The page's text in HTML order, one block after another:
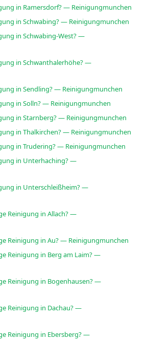
in Ramersdorf? — Reinigungmunchen
in Schwabing? — Reinigungmunchen
in Schwabing-West? —
in Schwanthalerhöhe? —
in Sendling? — Reinigungmunchen
in Solln? — Reinigungmunchen
in Starnberg? — Reinigungmunchen
in Thalkirchen? — Reinigungmunchen
in Trudering? — Reinigungmunchen
in Unterhaching? —
in Unterschleißheim? —
Reinigung in Allach? —
Reinigung in Au? — Reinigungmunchen
Reinigung in Berg am Laim? —
Reinigung in Bogenhausen? —
Reinigung in Dachau? —
Reinigung in Ebersberg? —